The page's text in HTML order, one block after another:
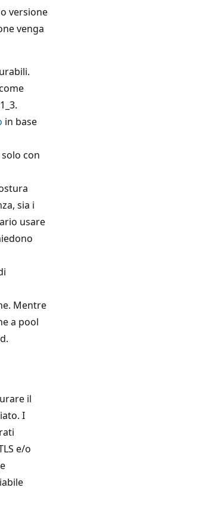
versione
venga
in base
con
sia i
usare
Mentre
a pool
il
I
e/o